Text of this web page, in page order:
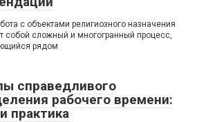
с объектами религиозного назначения
собой сложный и многогранный процесс,
рядом
справедливого
рабочего времени:
практика